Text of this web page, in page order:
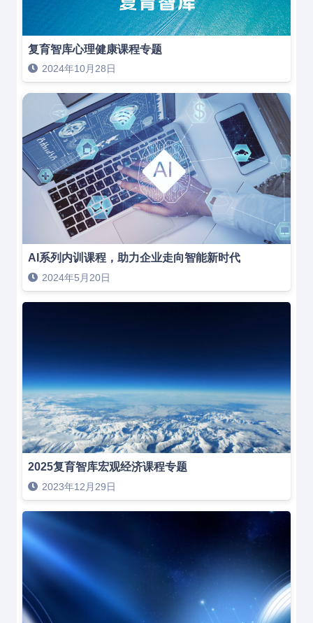
复育智库心理健康课程专题
2024年10月28日
AI系列内训课程，助力企业走向智能新时代
2024年5月20日
2025复育智库宏观经济课程专题
2023年12月29日